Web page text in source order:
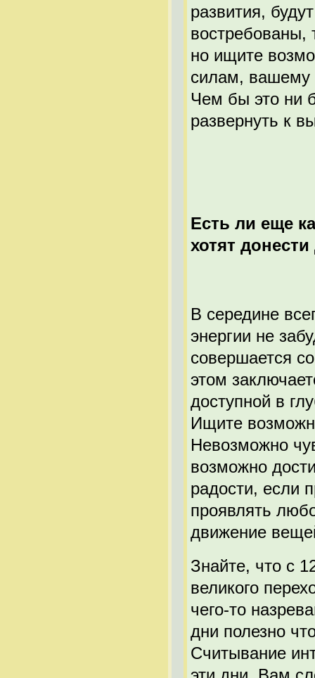
развития,
востребованы,
но ищите
силам,
Чем бы это ни
развернуть к
Есть ли еще
хотят
В середине
энергии не
совершается
этом
доступной в
Ищите
Невозможно
возможно
радости, если
проявлять
движение
Знайте, что с
великого
чего-то
дни полезно
Считывание